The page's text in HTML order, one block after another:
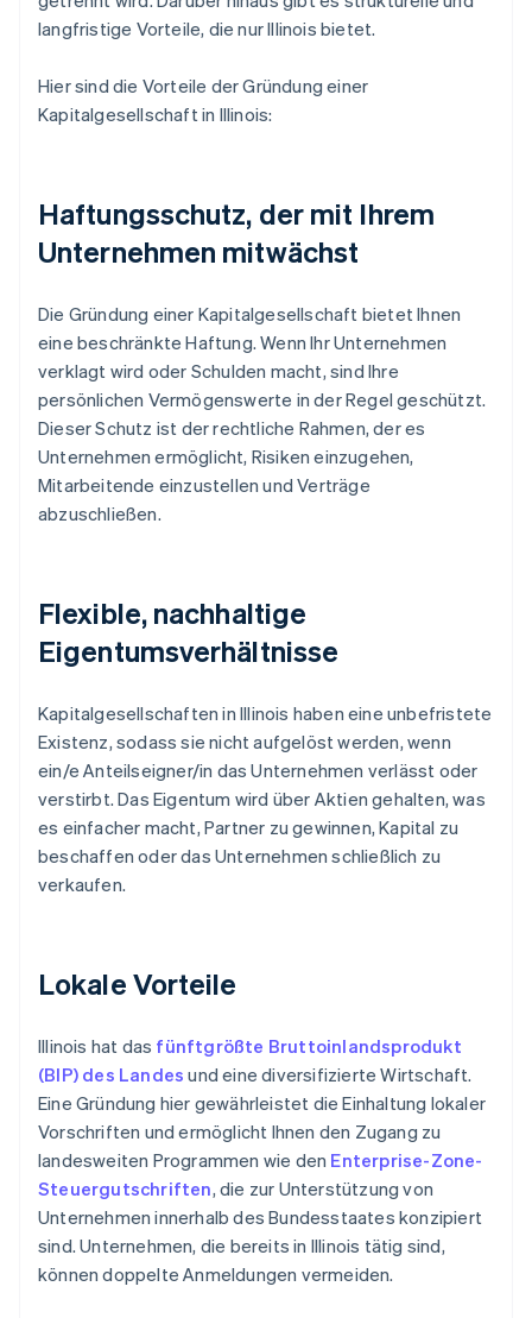
langfristige Vorteile, die nur Illinois bietet.
Hier sind die Vorteile der Gründung einer
Kapitalgesellschaft in Illinois:
Haftungsschutz, der mit Ihrem
Unternehmen mitwächst
Die Gründung einer Kapitalgesellschaft bietet Ihnen
eine beschränkte Haftung. Wenn Ihr Unternehmen
verklagt wird oder Schulden macht, sind Ihre
persönlichen Vermögenswerte in der Regel geschützt.
Dieser Schutz ist der rechtliche Rahmen, der es
Unternehmen ermöglicht, Risiken einzugehen,
Mitarbeitende einzustellen und Verträge
abzuschließen.
Flexible, nachhaltige
Eigentumsverhältnisse
Kapitalgesellschaften in Illinois haben eine unbefristete
Existenz, sodass sie nicht aufgelöst werden, wenn
ein/e Anteilseigner/in das Unternehmen verlässt oder
verstirbt. Das Eigentum wird über Aktien gehalten, was
es einfacher macht, Partner zu gewinnen, Kapital zu
beschaffen oder das Unternehmen schließlich zu
verkaufen.
Lokale Vorteile
Illinois hat das fünftgrößte Bruttoinlandsprodukt
(BIP) des Landes und eine diversifizierte Wirtschaft.
Eine Gründung hier gewährleistet die Einhaltung lokaler
Vorschriften und ermöglicht Ihnen den Zugang zu
landesweiten Programmen wie den Enterprise-Zone-
Steuergutschriften, die zur Unterstützung von
Unternehmen innerhalb des Bundesstaates konzipiert
sind. Unternehmen, die bereits in Illinois tätig sind,
können doppelte Anmeldungen vermeiden.